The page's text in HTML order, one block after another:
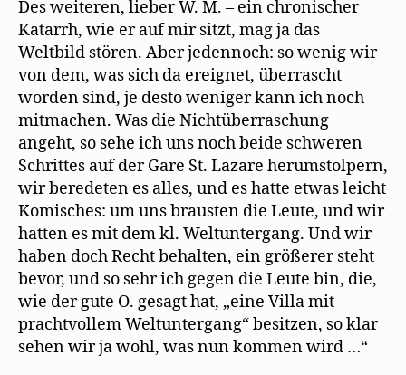
Des weiteren, lieber W. M. – ein chronischer
Katarrh, wie er auf mir sitzt, mag ja das
Weltbild stören. Aber jedennoch: so wenig wir
von dem, was sich da ereignet, überrascht
worden sind, je desto weniger kann ich noch
mitmachen. Was die Nichtüberraschung
angeht, so sehe ich uns noch beide schweren
Schrittes auf der Gare St. Lazare herumstolpern,
wir beredeten es alles, und es hatte etwas leicht
Komisches: um uns brausten die Leute, und wir
hatten es mit dem kl. Weltuntergang. Und wir
haben doch Recht behalten, ein größerer steht
bevor, und so sehr ich gegen die Leute bin, die,
wie der gute O. gesagt hat, „eine Villa mit
prachtvollem Weltuntergang“ besitzen, so klar
sehen wir ja wohl, was nun kommen wird …“